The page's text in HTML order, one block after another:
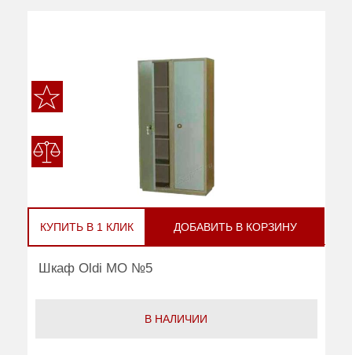
КУПИТЬ В 1 КЛИК ДОБАВИТЬ В КОРЗИНУ
Шкаф Oldi МО №5
В НАЛИЧИИ